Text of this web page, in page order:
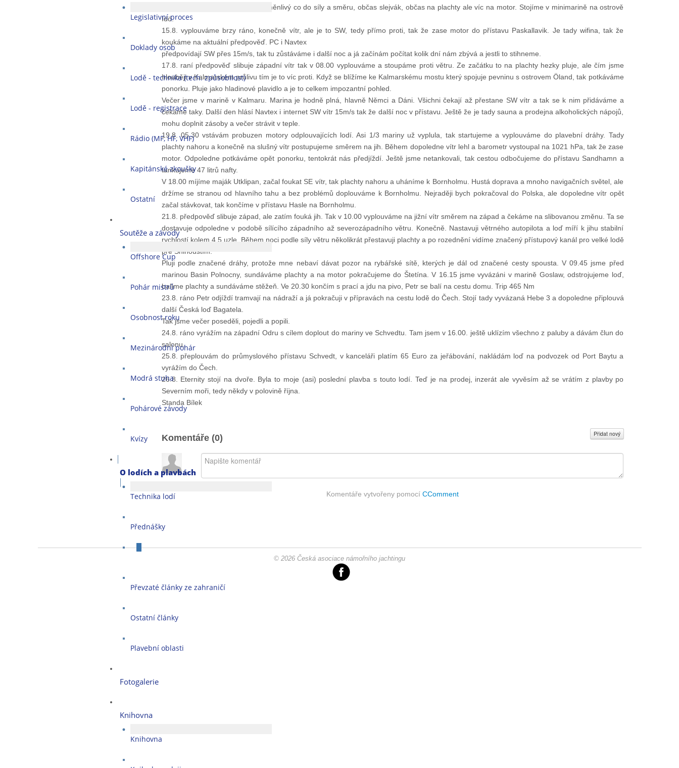
Legislativní proces
Doklady osob
Lodě - technika (tech. způsobilost)
Lodě - registrace
Rádio (MF, HF, VHF)
Kapitánské zkoušky
Ostatní
Soutěže a závody
Offshore Cup
Pohár mistrů
Osobnost roku
Mezinárodní pohár
Modrá stuha
Pohárové závody
Kvízy
O lodích a plavbách
Technika lodí
Přednášky
Převzaté články ze zahraničí
Ostatní články
Plavební oblasti
Fotogalerie
Knihovna
Knihovna
14.8. celé se to opakuje, vítr proměnlivý co do síly a směru, občas slejvák, občas na plachty ale víc na motor. Stojíme v minimarině na ostrově
Idö.
15.8. vyplouváme brzy ráno, konečně vítr, ale je to SW, tedy přímo proti, tak že zase motor do přístavu Paskallavik. Je tady wifina, tak že
koukáme na aktuální předpověď. PC i Navtex
předpovídají SW přes 15m/s, tak tu zůstáváme i další noc a já začínám počítat kolik dní nám zbývá a jestli to stihneme.
17.8. raní předpověď slibuje západní vítr tak v 08.00 vyplouváme a stoupáme proti větru. Ze začátku to na plachty hezky pluje, ale čím jsme
hlouběji v Kalmarském průlivu tím je to víc proti. Když se blížíme ke Kalmarskému mostu který spojuje pevninu s ostrovem Öland, tak potkáváme
ponorku. Pluje jako hladinové plavidlo a je to celkem impozantní pohled.
Večer jsme v marině v Kalmaru. Marina je hodně plná, hlavně Němci a Dáni. Všichni čekají až přestane SW vítr a tak se k nim přidáváme a
čekáme taky. Další den hlásí Navtex i internet SW vítr 15m/s tak že další noc v přístavu. Ještě že je tady sauna a prodejna alkoholických nápojů,
mohu doplnit zásoby a večer strávit v teple.
19.8. 05.30 vstávám probuzen motory odplouvajících lodí. Asi 1/3 mariny už vyplula, tak startujeme a vyplouváme do plavební dráhy. Tady
plachty nahoru a konečně na slušný vítr postupujeme směrem na jih. Během dopoledne vítr lehl a barometr vystoupal na 1021 hPa, tak že zase
motor. Odpoledne potkáváme opět ponorku, tentokrát nás předjíždí. Ještě jsme netankovali, tak cestou odbočujeme do přístavu Sandhamn a
tankujeme 47 litrů nafty.
V 18.00 míjíme maják Utklipan, začal foukat SE vítr, tak plachty nahoru a uháníme k Bornholmu. Hustá doprava a mnoho navigačních světel, ale
držíme se stranou od hlavního tahu a bez problémů doplouváme k Bornholmu. Nejraději bych pokračoval do Polska, ale dopoledne vítr opět
začal stávkovat, tak končíme v přístavu Hasle na Bornholmu.
21.8. předpověď slibuje západ, ale zatím fouká jih. Tak v 10.00 vyplouváme na jižní vítr směrem na západ a čekáme na slibovanou změnu. Ta se
dostavuje odpoledne v podobě sílícího západního až severozápadního větru. Konečně. Nastavuji větrného autopilota a loď míří k jihu stabilní
rychlostí kolem 4,5 uzle. Během noci podle síly větru několikrát přestavuji plachty a po rozednění vidíme značený přístupový kanál pro velké lodě
pře Sninoustím.
Pluji podle značené dráhy, protože mne nebaví dávat pozor na rybářské sítě, kterých je dál od značené cesty spousta. V 09.45 jsme před
marinou Basin Polnocny, sundáváme plachty a na motor pokračujeme do Štetína. V 16.15 jsme vyvázáni v marině Goslaw, odstrojujeme loď,
balíme plachty a sundáváme stěžeň. Ve 20.30 končím s prací a jdu na pivo, Petr se balí na cestu domu. Trip 465 Nm
23.8. ráno Petr odjíždí tramvají na nádraží a já pokračuji v přípravách na cestu lodě do Čech. Stojí tady vyvázaná Hebe 3 a dopoledne připlouvá
další Česká loď Bagatela.
Tak jsme večer poseděli, pojedli a popili.
24.8. ráno vyrážím na západní Odru s cílem doplout do mariny ve Schvedtu. Tam jsem v 16.00. ještě uklízím všechno z paluby a dávám člun do
salonu.
25.8. přeplouvám do průmyslového přístavu Schvedt, v kanceláři platím 65 Euro za jeřábování, nakládám loď na podvozek od Port Baytu a
vyrážím do Čech.
26.8. Eternity stojí na dvoře. Byla to moje (asi) poslední plavba s touto lodí. Teď je na prodej, inzerát ale vyvěsím až se vrátím z plavby po
Severním moři, tedy někdy v polovině října.
Standa Bílek
Komentáře (0) Přidat nový
Komentáře vytvořeny pomocí CComment
© 2026 Česká asociace námořního jachtingu